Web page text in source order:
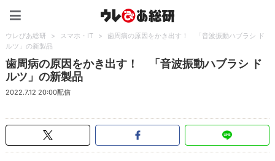
ウレぴあ総研 > スマホ・IT >
歯周病の原因をかき出す！ 「音波振動ハブラシ ド
ルツ」の新製品
歯周病の原因をかき出す！ 「音波振動ハブラシ ド
ルツ」の新製品
2022.7.12 20:00配信